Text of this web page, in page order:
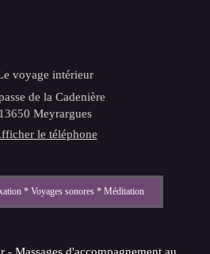
voyage intérieur
de la Cadenière
13650 Meyrargues
le téléphone
* Voyages sonores * Méditation